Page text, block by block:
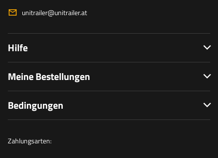
unitrailer@unitrailer.at
Hilfe
Meine Bestellungen
Bedingungen
Zahlungsarten: